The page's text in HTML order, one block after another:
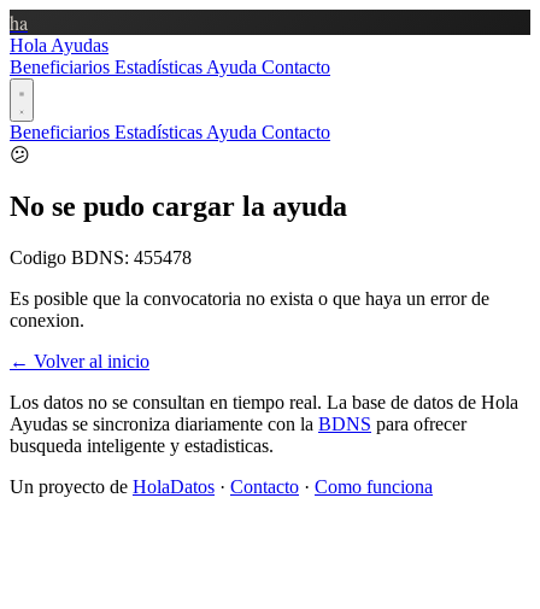
ha
Hola Ayudas
Beneficiarios Estadísticas Ayuda Contacto
Beneficiarios Estadísticas Ayuda Contacto
😕
No se pudo cargar la ayuda
Codigo BDNS: 455478
Es posible que la convocatoria no exista o que haya un error de
conexion.
← Volver al inicio
Los datos no se consultan en tiempo real. La base de datos de Hola
Ayudas se sincroniza diariamente con la BDNS para ofrecer
busqueda inteligente y estadisticas.
Un proyecto de HolaDatos · Contacto · Como funciona